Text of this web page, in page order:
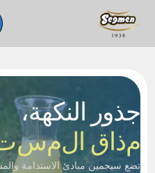
جذور النكهة،
مذاقالمس
تضع سيجمين مبادئ الاستدامة